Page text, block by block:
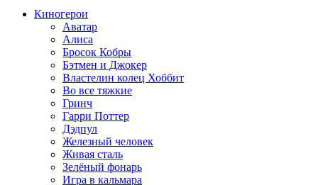
Киногерои
Аватар
Алиса
Бросок Кобры
Бэтмен и Джокер
Властелин колец Хоббит
Во все тяжкие
Гринч
Гарри Поттер
Дэдпул
Железный человек
Живая сталь
Зелёный фонарь
Игра в кальмара